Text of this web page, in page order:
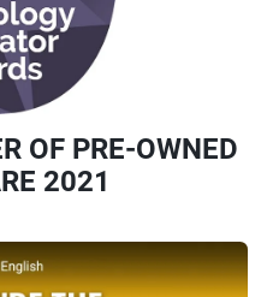
OF PRE-OWNED
2021